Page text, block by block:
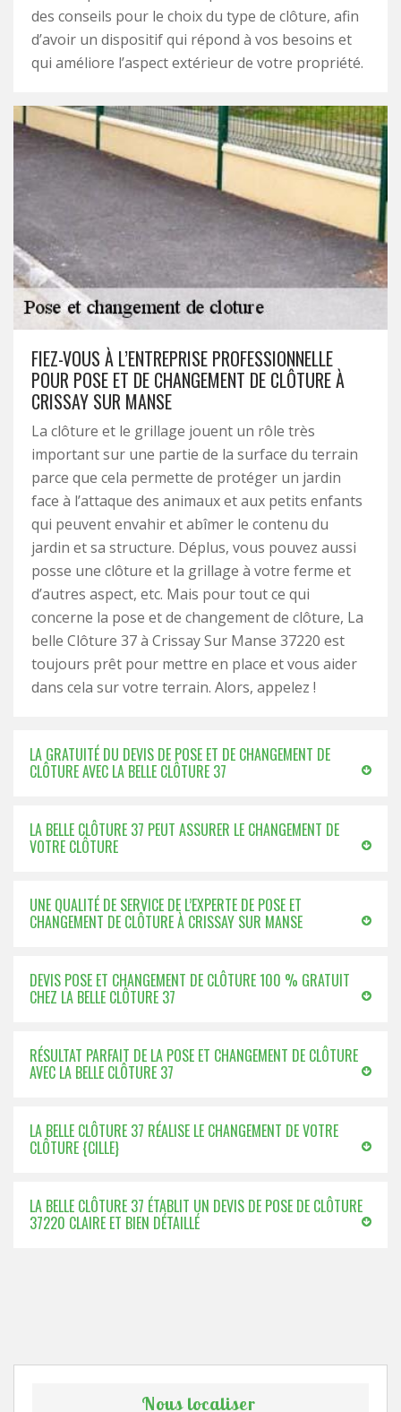
des conseils pour le choix du type de clôture, afin
d’avoir un dispositif qui répond à vos besoins et
qui améliore l’aspect extérieur de votre propriété.
FIEZ-VOUS À L’ENTREPRISE PROFESSIONNELLE
POUR POSE ET DE CHANGEMENT DE CLÔTURE À
CRISSAY SUR MANSE
La clôture et le grillage jouent un rôle très
important sur une partie de la surface du terrain
parce que cela permette de protéger un jardin
face à l’attaque des animaux et aux petits enfants
qui peuvent envahir et abîmer le contenu du
jardin et sa structure. Déplus, vous pouvez aussi
posse une clôture et la grillage à votre ferme et
d’autres aspect, etc. Mais pour tout ce qui
concerne la pose et de changement de clôture, La
belle Clôture 37 à Crissay Sur Manse 37220 est
toujours prêt pour mettre en place et vous aider
dans cela sur votre terrain. Alors, appelez !
LA GRATUITÉ DU DEVIS DE POSE ET DE CHANGEMENT DE
CLÔTURE AVEC LA BELLE CLÔTURE 37
LA BELLE CLÔTURE 37 PEUT ASSURER LE CHANGEMENT DE
VOTRE CLÔTURE
UNE QUALITÉ DE SERVICE DE L’EXPERTE DE POSE ET
CHANGEMENT DE CLÔTURE À CRISSAY SUR MANSE
DEVIS POSE ET CHANGEMENT DE CLÔTURE 100 % GRATUIT
CHEZ LA BELLE CLÔTURE 37
RÉSULTAT PARFAIT DE LA POSE ET CHANGEMENT DE CLÔTURE
AVEC LA BELLE CLÔTURE 37
LA BELLE CLÔTURE 37 RÉALISE LE CHANGEMENT DE VOTRE
CLÔTURE {CILLE}
LA BELLE CLÔTURE 37 ÉTABLIT UN DEVIS DE POSE DE CLÔTURE
37220 CLAIRE ET BIEN DÉTAILLÉ
Nous localiser